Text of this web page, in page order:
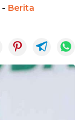
- Berita